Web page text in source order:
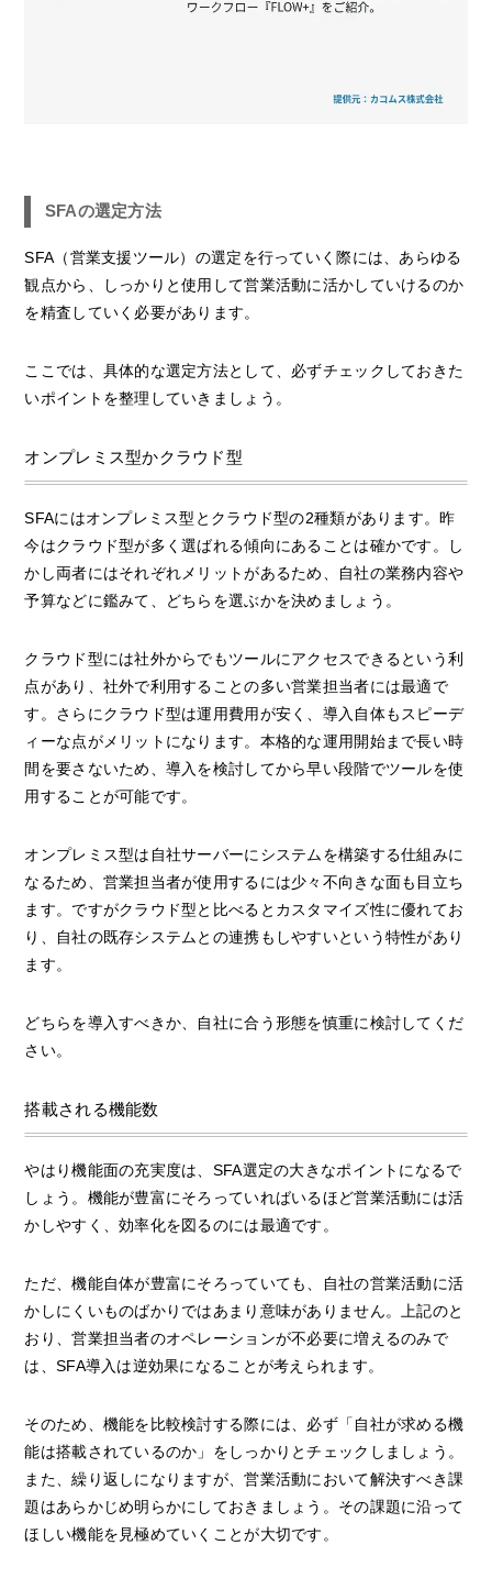
SFAの選定方法
SFA（営業支援ツール）の選定を行っていく際には、あらゆる
観点から、しっかりと使用して営業活動に活かしていけるのか
を精査していく必要があります。
ここでは、具体的な選定方法として、必ずチェックしておきた
いポイントを整理していきましょう。
オンプレミス型かクラウド型
SFAにはオンプレミス型とクラウド型の2種類があります。昨
今はクラウド型が多く選ばれる傾向にあることは確かです。し
かし両者にはそれぞれメリットがあるため、自社の業務内容や
予算などに鑑みて、どちらを選ぶかを決めましょう。
クラウド型には社外からでもツールにアクセスできるという利
点があり、社外で利用することの多い営業担当者には最適で
す。さらにクラウド型は運用費用が安く、導入自体もスピーデ
ィーな点がメリットになります。本格的な運用開始まで長い時
間を要さないため、導入を検討してから早い段階でツールを使
用することが可能です。
オンプレミス型は自社サーバーにシステムを構築する仕組みに
なるため、営業担当者が使用するには少々不向きな面も目立ち
ます。ですがクラウド型と比べるとカスタマイズ性に優れてお
り、自社の既存システムとの連携もしやすいという特性があり
ます。
どちらを導入すべきか、自社に合う形態を慎重に検討してくだ
さい。
搭載される機能数
やはり機能面の充実度は、SFA選定の大きなポイントになるで
しょう。機能が豊富にそろっていればいるほど営業活動には活
かしやすく、効率化を図るのには最適です。
ただ、機能自体が豊富にそろっていても、自社の営業活動に活
かしにくいものばかりではあまり意味がありません。上記のと
おり、営業担当者のオペレーションが不必要に増えるのみで
は、SFA導入は逆効果になることが考えられます。
そのため、機能を比較検討する際には、必ず「自社が求める機
能は搭載されているのか」をしっかりとチェックしましょう。
また、繰り返しになりますが、営業活動において解決すべき課
題はあらかじめ明らかにしておきましょう。その課題に沿って
ほしい機能を見極めていくことが大切です。